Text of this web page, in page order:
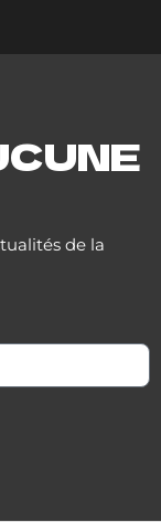
de la